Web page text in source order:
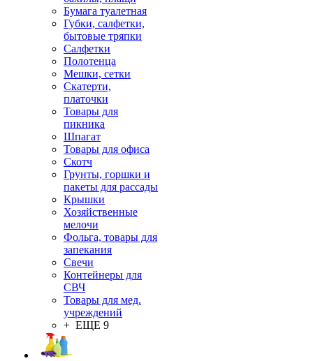
Бумага туалетная
Губки, салфетки,
бытовые тряпки
Салфетки
Полотенца
Мешки, сетки
Скатерти,
платочки
Товары для
пикника
Шпагат
Товары для офиса
Скотч
Грунты, горшки и
пакеты для рассады
Крышки
Хозяйственные
мелочи
Фольга, товары для
запекания
Свечи
Контейнеры для
СВЧ
Товары для мед.
учреждений
+ ЕЩЕ 9